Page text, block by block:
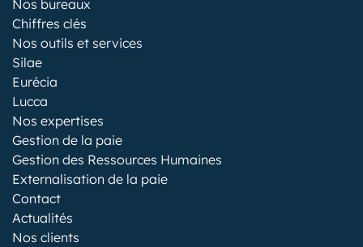
Nos bureaux
Chiffres clés
Nos outils et services
Silae
Eurécia
Lucca
Nos expertises
Gestion de la paie
Gestion des Ressources Humaines
Externalisation de la paie
Contact
Actualités
Nos clients